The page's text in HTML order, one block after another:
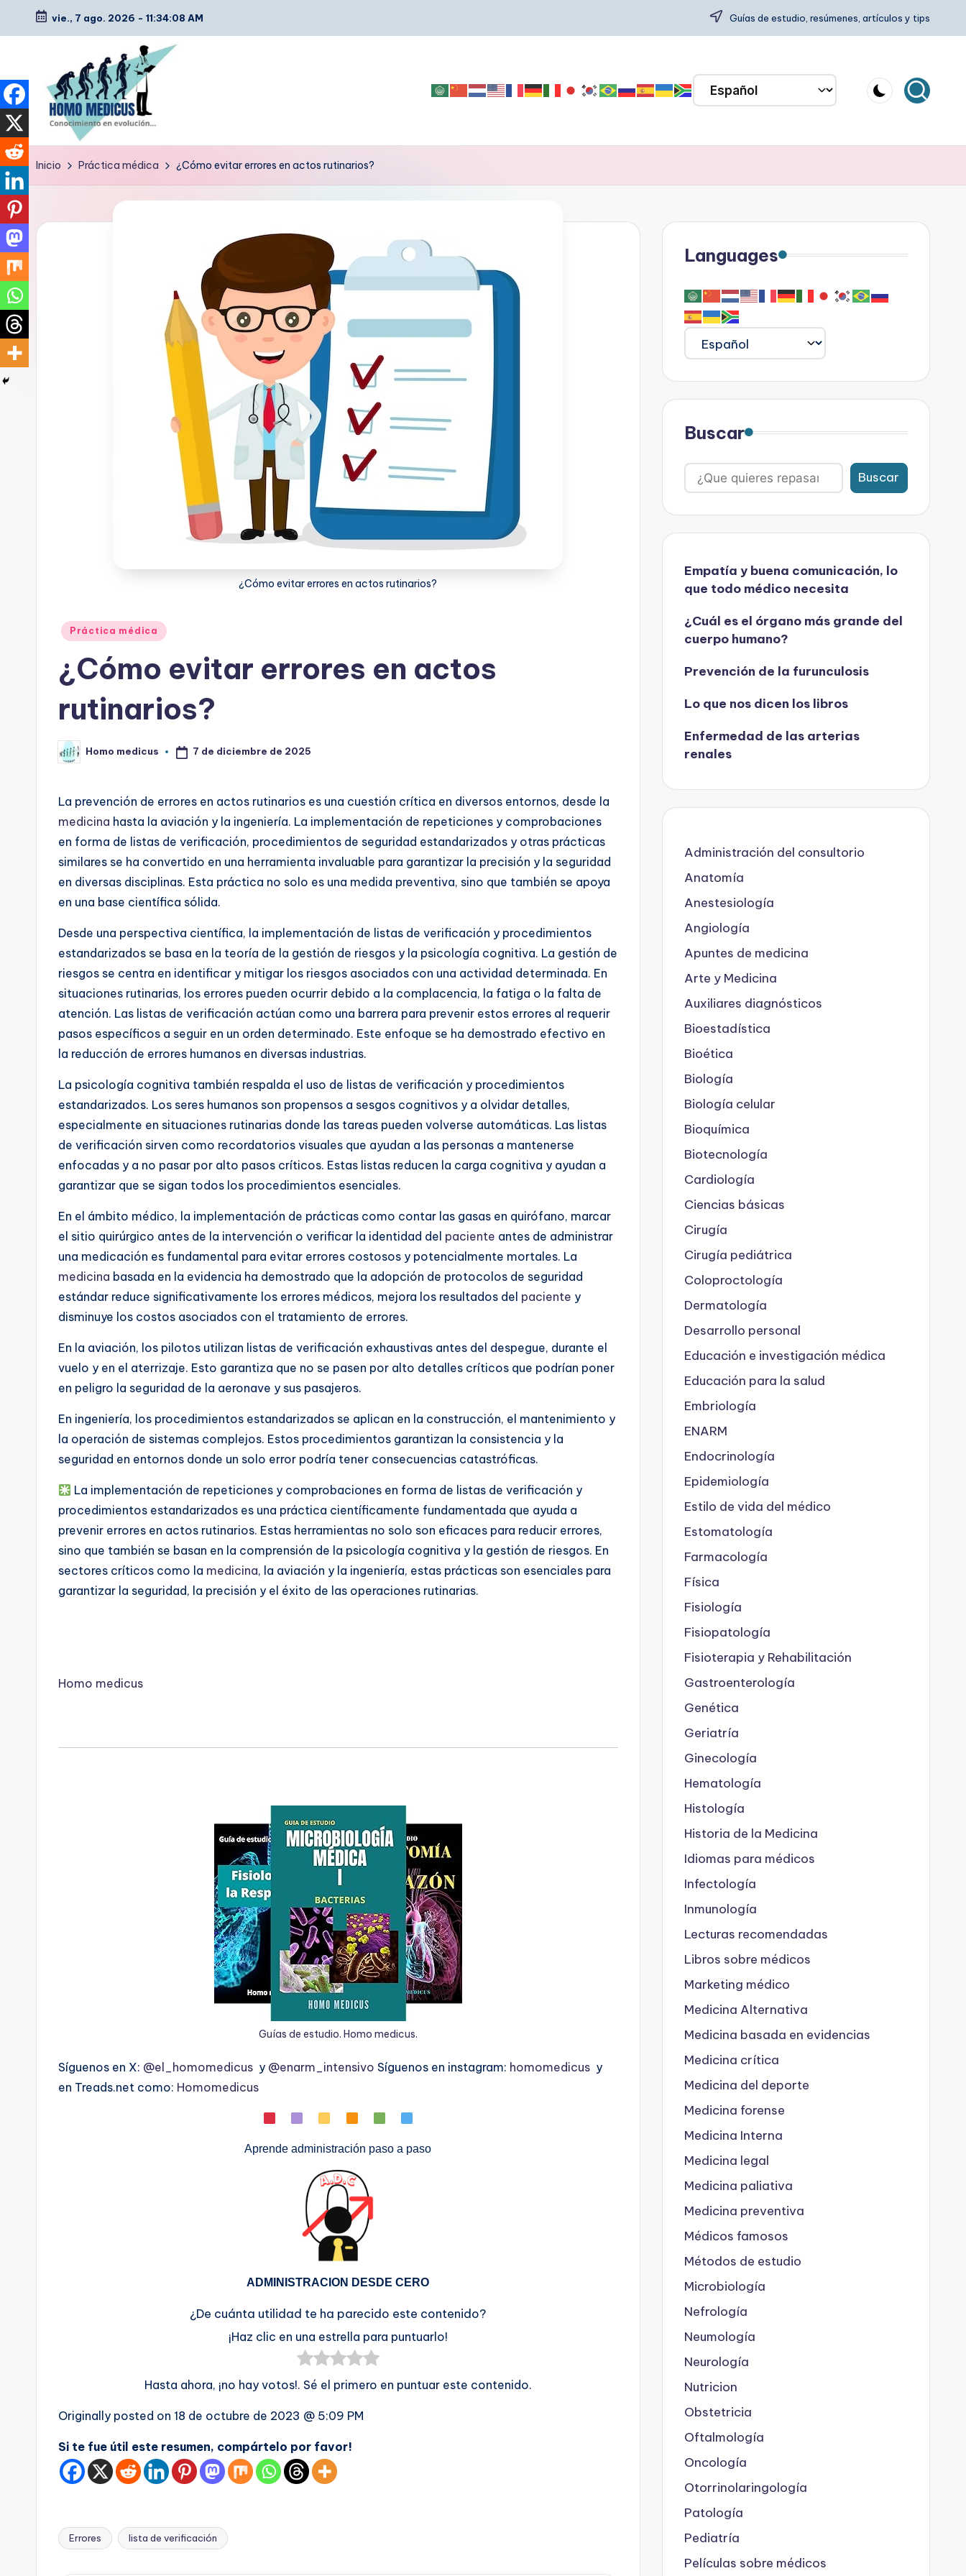
Saltar
contenido
vie., 7 ago. 2026 - 11:34:09 AM Guías de estudio, resúmenes, artículos y tips
H
o
m
Guías
resúmenes,
Inicio Práctica médica ¿Cómo evitar errores en actos rutinarios?
¿Cómo evitar errores en actos rutinarios?
Publicado
Práctica médica
¿Cómo evitar errores en actos
rutinarios?
Publicado
por
Homo medicus 7 de diciembre de 2025
La prevención de errores en actos rutinarios es una cuestión crítica en diversos entornos, desde la
medicina hasta la aviación y la ingeniería. La implementación de repeticiones y comprobaciones
en forma de listas de verificación, procedimientos de seguridad estandarizados y otras prácticas
similares se ha convertido en una herramienta invaluable para garantizar la precisión y la seguridad
en diversas disciplinas. Esta práctica no solo es una medida preventiva, sino que también se apoya
en una base científica sólida.
Desde una perspectiva científica, la implementación de listas de verificación y procedimientos
estandarizados se basa en la teoría de la gestión de riesgos y la psicología cognitiva. La gestión de
riesgos se centra en identificar y mitigar los riesgos asociados con una actividad determinada. En
situaciones rutinarias, los errores pueden ocurrir debido a la complacencia, la fatiga o la falta de
atención. Las listas de verificación actúan como una barrera para prevenir estos errores al requerir
pasos específicos a seguir en un orden determinado. Este enfoque se ha demostrado efectivo en
la reducción de errores humanos en diversas industrias.
La psicología cognitiva también respalda el uso de listas de verificación y procedimientos
estandarizados. Los seres humanos son propensos a sesgos cognitivos y a olvidar detalles,
especialmente en situaciones rutinarias donde las tareas pueden volverse automáticas. Las listas
de verificación sirven como recordatorios visuales que ayudan a las personas a mantenerse
enfocadas y a no pasar por alto pasos críticos. Estas listas reducen la carga cognitiva y ayudan a
garantizar que se sigan todos los procedimientos esenciales.
En el ámbito médico, la implementación de prácticas como contar las gasas en quirófano, marcar
el sitio quirúrgico antes de la intervención o verificar la identidad del paciente antes de administrar
una medicación es fundamental para evitar errores costosos y potencialmente mortales. La
medicina basada en la evidencia ha demostrado que la adopción de protocolos de seguridad
estándar reduce significativamente los errores médicos, mejora los resultados del paciente y
disminuye los costos asociados con el tratamiento de errores.
En la aviación, los pilotos utilizan listas de verificación exhaustivas antes del despegue, durante el
vuelo y en el aterrizaje. Esto garantiza que no se pasen por alto detalles críticos que podrían poner
en peligro la seguridad de la aeronave y sus pasajeros.
En ingeniería, los procedimientos estandarizados se aplican en la construcción, el mantenimiento y
la operación de sistemas complejos. Estos procedimientos garantizan la consistencia y la
seguridad en entornos donde un solo error podría tener consecuencias catastróficas.
La implementación de repeticiones y comprobaciones en forma de listas de verificación y
procedimientos estandarizados es una práctica científicamente fundamentada que ayuda a
prevenir errores en actos rutinarios. Estas herramientas no solo son eficaces para reducir errores,
sino que también se basan en la comprensión de la psicología cognitiva y la gestión de riesgos. En
sectores críticos como la medicina, la aviación y la ingeniería, estas prácticas son esenciales para
garantizar la seguridad, la precisión y el éxito de las operaciones rutinarias.
Homo medicus
Guías de estudio. Homo medicus.
Síguenos en X: @el_homomedicus y @enarm_intensivo Síguenos en instagram: homomedicus y
en Treads.net como: Homomedicus
Aprende administración paso a paso
ADMINISTRACION DESDE CERO
¿De cuánta utilidad te ha parecido este contenido?
¡Haz clic en una estrella para puntuarlo!
Hasta ahora, ¡no hay votos!. Sé el primero en puntuar este contenido.
Originally posted on 18 de octubre de 2023 @ 5:09 PM
Si te fue útil este resumen, compártelo por favor!
Etiquetas:
Errores lista de verificación
Languages
Buscar
Buscar
Empatía y buena comunicación, lo
que todo médico necesita
¿Cuál es el órgano más grande del
cuerpo humano?
Prevención de la furunculosis
Lo que nos dicen los libros
Enfermedad de las arterias
renales
Administración del consultorio
Anatomía
Anestesiología
Angiología
Apuntes de medicina
Arte y Medicina
Auxiliares diagnósticos
Bioestadística
Bioética
Biología
Biología celular
Bioquímica
Biotecnología
Cardiología
Ciencias básicas
Cirugía
Cirugía pediátrica
Coloproctología
Dermatología
Desarrollo personal
Educación e investigación médica
Educación para la salud
Embriología
ENARM
Endocrinología
Epidemiología
Estilo de vida del médico
Estomatología
Farmacología
Física
Fisiología
Fisiopatología
Fisioterapia y Rehabilitación
Gastroenterología
Genética
Geriatría
Ginecología
Hematología
Histología
Historia de la Medicina
Idiomas para médicos
Infectología
Inmunología
Lecturas recomendadas
Libros sobre médicos
Marketing médico
Medicina Alternativa
Medicina basada en evidencias
Medicina crítica
Medicina del deporte
Medicina forense
Medicina Interna
Medicina legal
Medicina paliativa
Medicina preventiva
Médicos famosos
Métodos de estudio
Microbiología
Nefrología
Neumología
Neurología
Nutricion
Obstetricia
Oftalmología
Oncología
Otorrinolaringología
Patología
Pediatría
Películas sobre médicos